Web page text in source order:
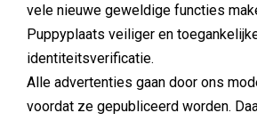
vele nieuwe geweldige functies
Puppyplaats veiliger en
identiteitsverificatie.
Alle advertenties gaan door ons
voordat ze gepubliceerd worden.